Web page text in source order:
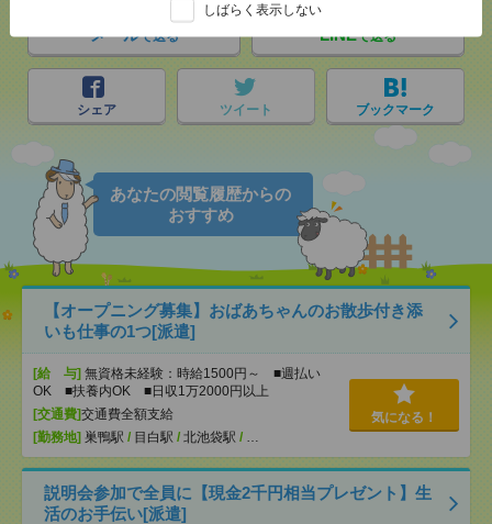
しばらく表示しない
メールで送る LINEで送る
シェア ツイート ブックマーク
あなたの閲覧履歴からの
おすすめ
【オープニング募集】おばあちゃんのお散歩付き添
いも仕事の1つ[派遣]
[給 与] 無資格未経験：時給1500円～ ■週払い
OK ■扶養内OK ■日収1万2000円以上
[交通費]交通費全額支給
[勤務地] 巣鴨駅 / 目白駅 / 北池袋駅 / …
気になる！
説明会参加で全員に【現金2千円相当プレゼント】生
活のお手伝い[派遣]